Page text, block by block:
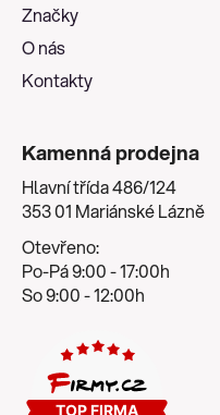
Značky
O nás
Kontakty
Kamenná prodejna
Hlavní třída 486/124
353 01 Mariánské Lázně
Otevřeno:
Po-Pá 9:00 - 17:00h
So 9:00 - 12:00h